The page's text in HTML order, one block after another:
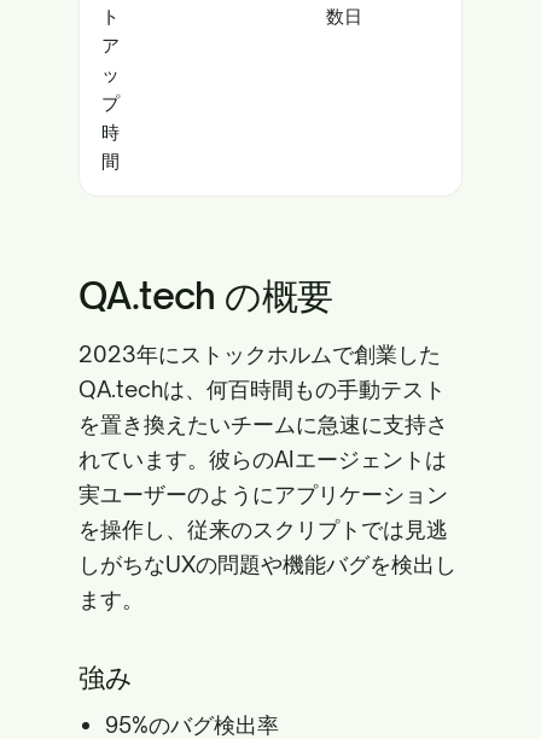
ト
ア
ッ
プ
時
間
数日
QA.tech の概要
2023年にストックホルムで創業した
QA.techは、何百時間もの手動テスト
を置き換えたいチームに急速に支持さ
れています。彼らのAIエージェントは
実ユーザーのようにアプリケーション
を操作し、従来のスクリプトでは見逃
しがちなUXの問題や機能バグを検出し
ます。
強み
95%のバグ検出率